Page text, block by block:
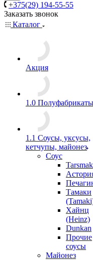
+375(29) 194-55-55
Заказать звонок
Каталог
Акция
1.0 Полуфабрикаты
1.1 Соусы, уксусы,
кетчупы, майонез
Соус
Tarsmak
Тамаки
Хайнц
(Heinz)
Dunkan
Прочие
соусы
Майонез